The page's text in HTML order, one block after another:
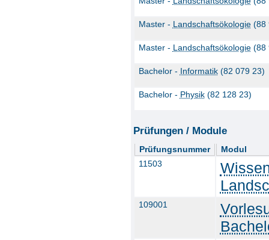
Master - Landschaftsökologie(88
Master - Landschaftsökologie(88
Bachelor - Informatik(82 079 23)
Bachelor - Physik(82 128 23)
Prüfungen / Module
Prüfungsnummer
Modul
11503
109001